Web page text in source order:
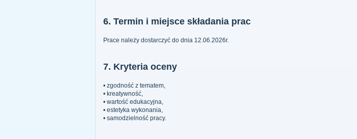
6. Termin i miejsce składania prac
Prace należy dostarczyć do dnia 12.06.2026r.
7. Kryteria oceny
• zgodność z tematem,
• kreatywność,
• wartość edukacyjna,
• estetyka wykonania,
• samodzielność pracy.